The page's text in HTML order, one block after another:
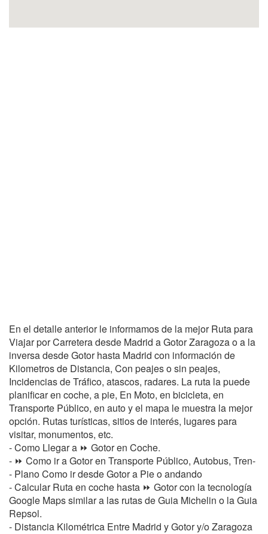
En el detalle anterior le informamos de la mejor Ruta para
Viajar por Carretera desde Madrid a Gotor Zaragoza o a la
inversa desde Gotor hasta Madrid con información de
Kilometros de Distancia, Con peajes o sin peajes,
Incidencias de Tráfico, atascos, radares. La ruta la puede
planificar en coche, a pie, En Moto, en bicicleta, en
Transporte Público, en auto y el mapa le muestra la mejor
opción. Rutas turísticas, sitios de interés, lugares para
visitar, monumentos, etc.
- Como Llegar a ⏩ Gotor en Coche.
- ⏩ Como ir a Gotor en Transporte Público, Autobus, Tren-
- Plano Como ir desde Gotor a Pie o andando
- Calcular Ruta en coche hasta ⏩ Gotor con la tecnología
Google Maps similar a las rutas de Guia Michelin o la Guia
Repsol.
- Distancia Kilométrica Entre Madrid y Gotor y/o Zaragoza